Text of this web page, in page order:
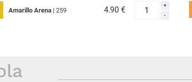
Amarillo Arena| 259 4.90 €